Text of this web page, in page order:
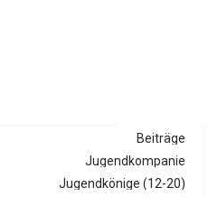
Beiträge
Jugendkompanie
Jugendkönige (12-20)